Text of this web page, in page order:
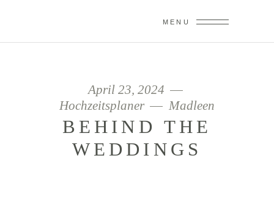
MENU
April 23, 2024
Hochzeitsplaner
Madleen
BEHIND THE
WEDDINGS